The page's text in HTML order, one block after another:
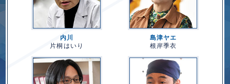
内川
片桐はいり
島津ヤエ
根岸季衣